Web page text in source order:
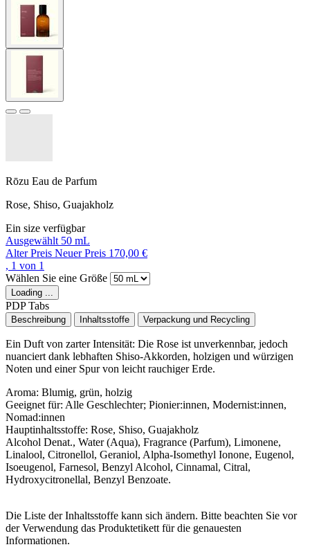
Rōzu Eau de Parfum
Rose, Shiso, Guajakholz
Ein size verfügbar
Ausgewählt 50 mL
Alter Preis Neuer Preis 170,00 €
, 1 von 1
Wählen Sie eine Größe
Loading ...
PDP Tabs
Beschreibung Inhaltsstoffe Verpackung und Recycling
Ein Duft von zarter Intensität: Die Rose ist unverkennbar, jedoch
nuanciert dank lebhaften Shiso-Akkorden, holzigen und würzigen
Noten und einer Spur von leicht rauchiger Erde.
Aroma: Blumig, grün, holzig
Geeignet für: Alle Geschlechter; Pionier:innen, Modernist:innen,
Nomad:innen
Hauptinhaltsstoffe: Rose, Shiso, Guajakholz
Alcohol Denat., Water (Aqua), Fragrance (Parfum), Limonene,
Linalool, Citronellol, Geraniol, Alpha-Isomethyl Ionone, Eugenol,
Isoeugenol, Farnesol, Benzyl Alcohol, Cinnamal, Citral,
Hydroxycitronellal, Benzyl Benzoate.
Die Liste der Inhaltsstoffe kann sich ändern. Bitte beachten Sie vor
der Verwendung das Produktetikett für die genauesten
Informationen.